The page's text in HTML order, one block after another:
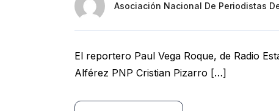
Asociación Nacional De Periodistas
El reportero Paul Vega Roque, de Radio
Alférez PNP Cristian Pizarro […]